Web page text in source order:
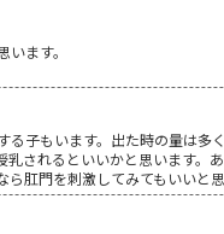
ます。
子もいます。出た時の量は
されるといいかと思います
肛門を刺激してみてもいいと思